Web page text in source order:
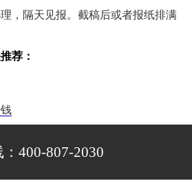
，隔天见报。截稿后或者报纸排满
荐：
400-807-2030